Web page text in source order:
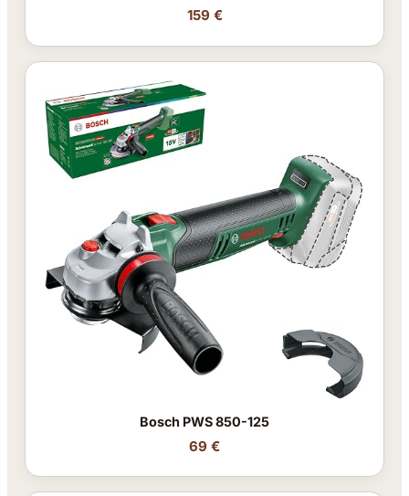
159 €
Bosch PWS 850-125
69 €